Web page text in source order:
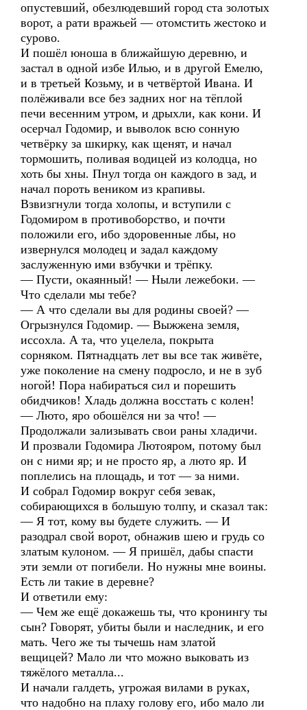
опустевший, обезлюдевший город ста золотых
ворот, а рати вражьей — отомстить жестоко и
сурово.
И пошёл юноша в ближайшую деревню, и
застал в одной избе Илью, и в другой Емелю,
и в третьей Козьму, и в четвёртой Ивана. И
полёживали все без задних ног на тёплой
печи весенним утром, и дрыхли, как кони. И
осерчал Годомир, и выволок всю сонную
четвёрку за шкирку, как щенят, и начал
тормошить, поливая водицей из колодца, но
хоть бы хны. Пнул тогда он каждого в зад, и
начал пороть веником из крапивы.
Взвизгнули тогда холопы, и вступили с
Годомиром в противоборство, и почти
положили его, ибо здоровенные лбы, но
извернулся молодец и задал каждому
заслуженную ими взбучки и трёпку.
— Пусти, окаянный! — Ныли лежебоки. —
Что сделали мы тебе?
— А что сделали вы для родины своей? —
Огрызнулся Годомир. — Выжжена земля,
иссохла. А та, что уцелела, покрыта
сорняком. Пятнадцать лет вы все так живёте,
уже поколение на смену подросло, и не в зуб
ногой! Пора набираться сил и порешить
обидчиков! Хладь должна восстать с колен!
— Люто, яро обошёлся ни за что! —
Продолжали зализывать свои раны хладичи.
И прозвали Годомира Лютояром, потому был
он с ними яр; и не просто яр, а люто яр. И
поплелись на площадь, и тот — за ними.
И собрал Годомир вокруг себя зевак,
собирающихся в большую толпу, и сказал так:
— Я тот, кому вы будете служить. — И
разодрал свой ворот, обнажив шею и грудь со
златым кулоном. — Я пришёл, дабы спасти
эти земли от погибели. Но нужны мне воины.
Есть ли такие в деревне?
И ответили ему:
— Чем же ещё докажешь ты, что кронингу ты
сын? Говорят, убиты были и наследник, и его
мать. Чего же ты тычешь нам златой
вещицей? Мало ли что можно выковать из
тяжёлого металла...
И начали галдеть, угрожая вилами в руках,
что надобно на плаху голову его, ибо мало ли